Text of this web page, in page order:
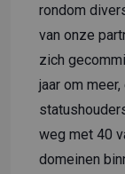
rondom
van onze
zich
jaar om
weg met 40
domeinen